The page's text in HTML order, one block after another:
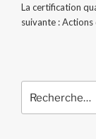
La certification
suivante :
pour